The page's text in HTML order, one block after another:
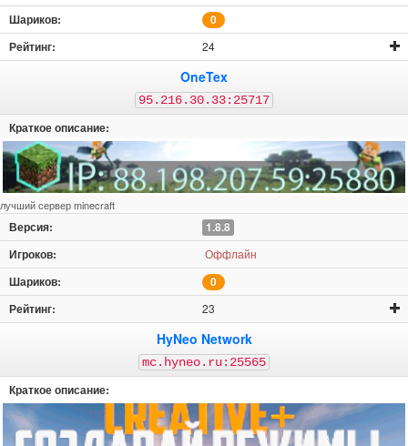
0
24
OneTex
95.216.30.33:25717
лучший сервер minecraft
1.8.8
Оффлайн
0
23
HyNeo Network
mc.hyneo.ru:25565